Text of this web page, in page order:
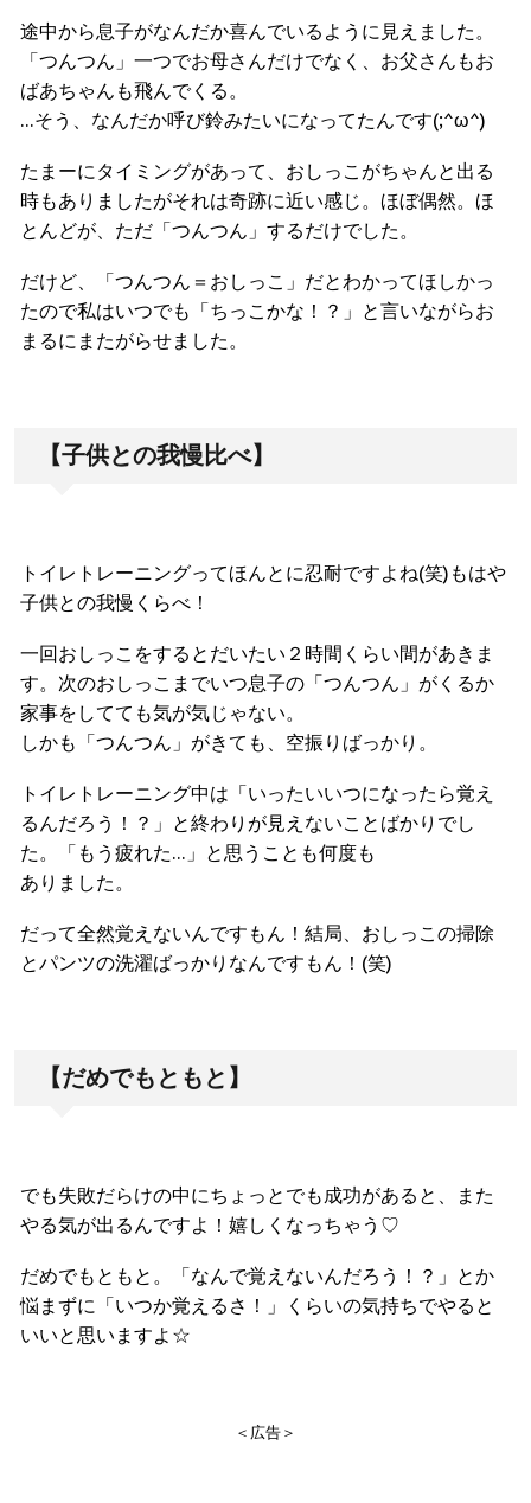
途中から息子がなんだか喜んでいるように見えました。
「つんつん」一つでお母さんだけでなく、お父さんもお
ばあちゃんも飛んでくる。
…そう、なんだか呼び鈴みたいになってたんです(;^ω^)
たまーにタイミングがあって、おしっこがちゃんと出る
時もありましたがそれは奇跡に近い感じ。ほぼ偶然。ほ
とんどが、ただ「つんつん」するだけでした。
だけど、「つんつん＝おしっこ」だとわかってほしかっ
たので私はいつでも「ちっこかな！？」と言いながらお
まるにまたがらせました。
【子供との我慢比べ】
トイレトレーニングってほんとに忍耐ですよね(笑)もはや
子供との我慢くらべ！
一回おしっこをするとだいたい２時間くらい間があきま
す。次のおしっこまでいつ息子の「つんつん」がくるか
家事をしてても気が気じゃない。
しかも「つんつん」がきても、空振りばっかり。
トイレトレーニング中は「いったいいつになったら覚え
るんだろう！？」と終わりが見えないことばかりでし
た。「もう疲れた…」と思うことも何度も
ありました。
だって全然覚えないんですもん！結局、おしっこの掃除
とパンツの洗濯ばっかりなんですもん！(笑)
【だめでもともと】
でも失敗だらけの中にちょっとでも成功があると、また
やる気が出るんですよ！嬉しくなっちゃう♡
だめでもともと。「なんで覚えないんだろう！？」とか
悩まずに「いつか覚えるさ！」くらいの気持ちでやると
いいと思いますよ☆
＜広告＞